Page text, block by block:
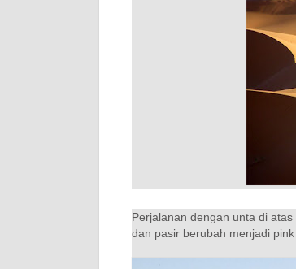
Perjalanan dengan unta di
dan pasir berubah menjadi